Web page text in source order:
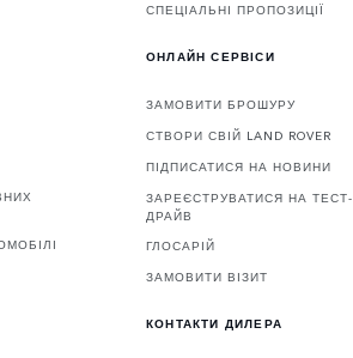
СПЕЦІАЛЬНІ ПРОПОЗИЦІЇ
ОНЛАЙН СЕРВІСИ
ЗАМОВИТИ БРОШУРУ
СТВОРИ СВІЙ LAND ROVER
ПІДПИСАТИСЯ НА НОВИНИ
ЗАРЕЄСТРУВАТИСЯ НА ТЕСТ-
ДРАЙВ
ГЛОСАРІЙ
ЗАМОВИТИ ВІЗИТ
КОНТАКТИ ДИЛЕРА